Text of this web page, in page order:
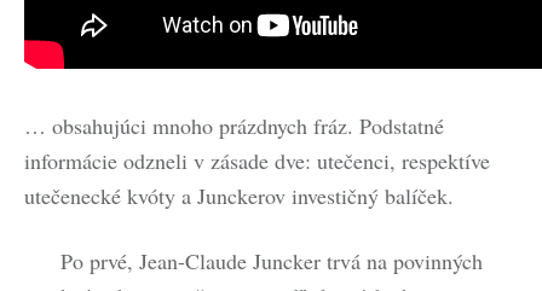
… obsahujúci mnoho prázdnych fráz. Podstatné
informácie odzneli v zásade dve: utečenci, respektíve
utečenecké kvóty a Junckerov investičný balíček.
Po prvé, Jean-Claude Juncker trvá na povinných